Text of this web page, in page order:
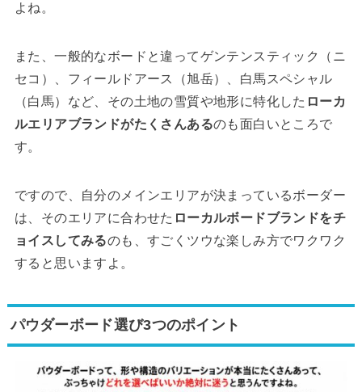
よね。
また、一般的なボードと違ってゲンテンスティック（ニ
セコ）、フィールドアース（旭岳）、白馬スペシャル
（白馬）など、その土地の雪質や地形に特化した ローカ
ルエリアブランドがたくさんあるのも面白いところで
す。
ですので、自分のメインエリアが決まっているボーダー
は、そのエリアに合わせた ローカルボードブランドをチ
ョイスしてみるのも、すごくツウな楽しみ方でワクワク
すると思いますよ。
パウダーボード選び3つのポイント